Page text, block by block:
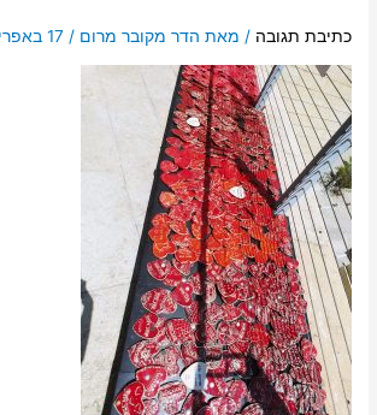
כתיבת תגובה / מאת הדר מקובר מרום/ 17 באפריל 2018